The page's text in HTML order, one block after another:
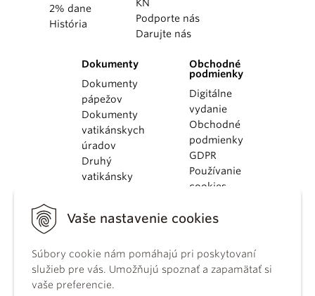
Vaše nastavenie cookies
Súbory cookie nám pomáhajú pri poskytovaní
služieb pre vás. Umožňujú spoznať a zapamätať si
vaše preferencie.
2% dane
História
KN
Podporte nás
Darujte nás
Dokumenty
Dokumenty
pápežov
Dokumenty
vatikánskych
úradov
Druhý
vatikánsky
KBS
kánonického
práva
Katechizmus
Obchodné
podmienky
Digitálne
vydanie
Obchodné
podmienky
GDPR
Používanie
cookies